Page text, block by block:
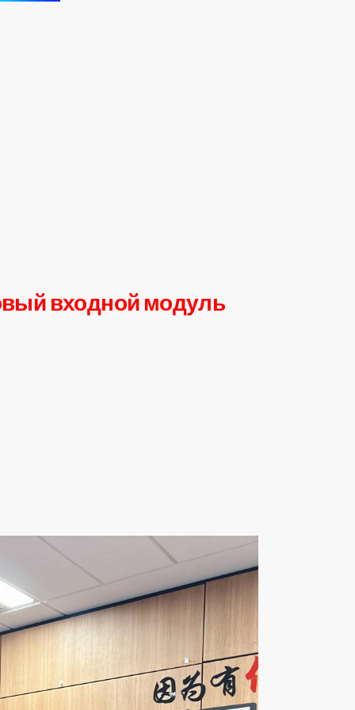
входной модуль